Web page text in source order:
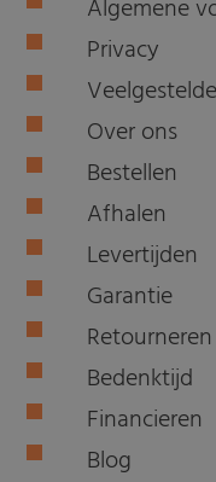
Algemene
Privacy
Over ons
Bestellen
Afhalen
Levertijden
Garantie
Retourneren
Bedenktijd
Financieren
Blog